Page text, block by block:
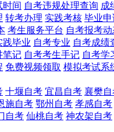
时间 自考违规处理查询 成
转考办理 实践考核 毕业申
考生服务平台 自考报考
践毕业 自考专业 自考成绩
笔记 自考考生手记 自考学
免费视频领取 模拟考试系
十堰自考 宜昌自考 襄樊
施自考 鄂州自考 孝感自考
自考 仙桃自考 神农架自考